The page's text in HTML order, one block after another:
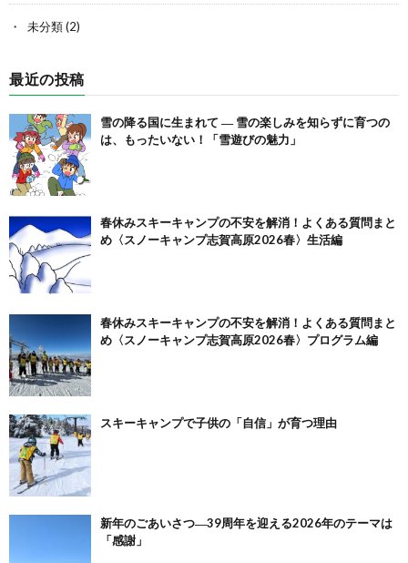
未分類(2)
最近の投稿
雪の降る国に生まれて ― 雪の楽しみを知らずに育つの
は、もったいない！「雪遊びの魅力」
春休みスキーキャンプの不安を解消！よくある質問まと
め〈スノーキャンプ志賀高原2026春〉生活編
春休みスキーキャンプの不安を解消！よくある質問まと
め〈スノーキャンプ志賀高原2026春〉プログラム編
スキーキャンプで子供の「自信」が育つ理由
新年のごあいさつ―39周年を迎える2026年のテーマは
「感謝」